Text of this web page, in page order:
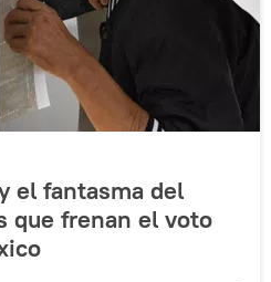
el fantasma del
que frenan el voto